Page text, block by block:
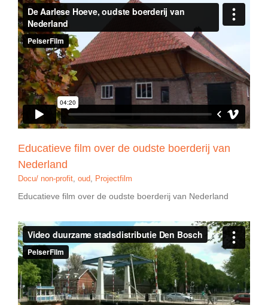
Educatieve film over de oudste boerderij van
Nederland
Docu/ non-profit oud Projectfilm
Educatieve film over de oudste boerderij van Nederland